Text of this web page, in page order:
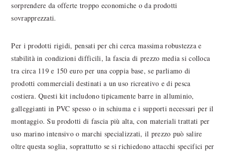
sorprendere da offerte troppo economiche o da prodotti
sovrapprezzati.
Per i prodotti rigidi, pensati per chi cerca massima robustezza e
stabilità in condizioni difficili, la fascia di prezzo media si colloca
tra circa 119 e 150 euro per una coppia base, se parliamo di
prodotti commerciali destinati a un uso ricreativo e di pesca
costiera. Questi kit includono tipicamente barre in alluminio,
galleggianti in PVC spesso o in schiuma e i supporti necessari per il
montaggio. Su prodotti di fascia più alta, con materiali trattati per
uso marino intensivo o marchi specializzati, il prezzo può salire
oltre questa soglia, soprattutto se si richiedono attacchi specifici per